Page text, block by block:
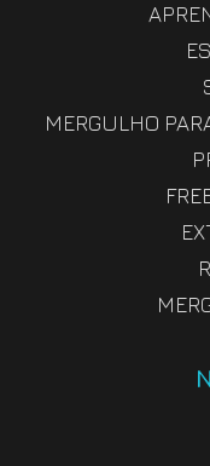
MERGULHO